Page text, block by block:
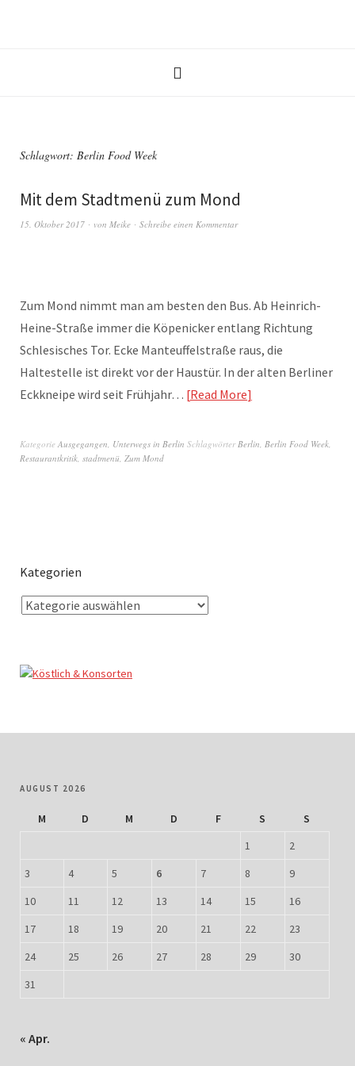
Schlagwort: Berlin Food Week
Mit dem Stadtmenü zum Mond
15. Oktober 2017 von Meike Schreibe einen Kommentar
Zum Mond nimmt man am besten den Bus. Ab Heinrich-
Heine-Straße immer die Köpenicker entlang Richtung
Schlesisches Tor. Ecke Manteuffelstraße raus, die
Haltestelle ist direkt vor der Haustür. In der alten Berliner
Eckkneipe wird seit Frühjahr… Read More
Kategorie Ausgegangen, Unterwegs in Berlin SchlagwörterBerlin, Berlin Food Week,
Restaurantkritik, stadtmenü, Zum Mond
Kategorien
AUGUST 2026
M D M D F S
S
1
2
3
4 5 6 7 8
9
10
11 12 13 14 15
16
17
18 19 20 21 22
23
24
25 26 27 28 29
30
31
« Apr.